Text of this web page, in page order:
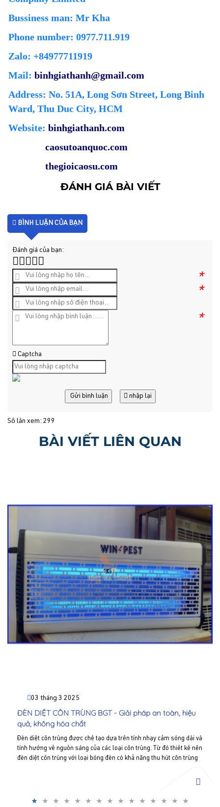
Bussiness man: Mr Kha
Phone number: 0977.711.919
Zalo: +84977711919
Mail: binhgiathanh@gmail.com
Address: No. 51A, Long Sơn Street, Long Binh
Ward, Thu Duc City, HCM
Website: binhgiathanh.com
caosutoanquoc.com
thegioicaosu.com
ĐÁNH GIÁ BÀI VIẾT
BÌNH LUẬN CỦA BẠN
Đánh giá của bạn:
*
*
*
Captcha
Gửi bình luận nhập lại
Số lần xem: 299
BÀI VIẾT LIÊN QUAN
03 tháng 3 2025
ĐÈN DIỆT CÔN TRÙNG BGT - Giải pháp an toàn, hiệu
quả, không hóa chất
Đèn diệt côn trùng được chế tạo dựa trên tính nhạy cảm sóng dài và
tính hướng về nguồn sáng của các loại côn trùng. Từ đó thiết kế nên
đèn diệt côn trùng với loại bóng đèn có khả năng thu hút côn trùng